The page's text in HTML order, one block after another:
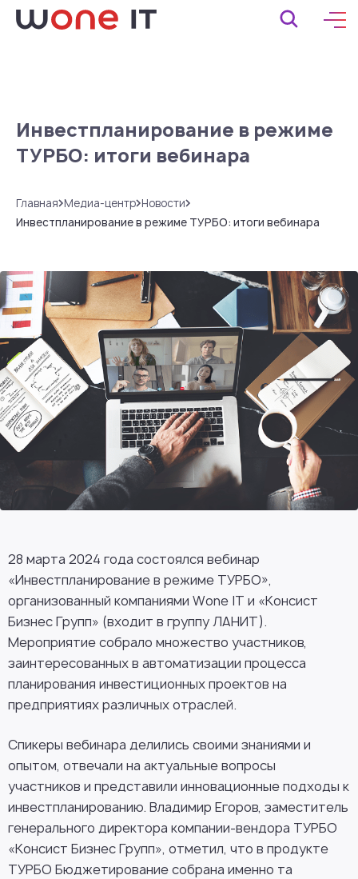
Инвестпланирование в режиме
ТУРБО: итоги вебинара
Главная Медиа-центр Новости
Инвестпланирование в режиме ТУРБО: итоги вебинара
28 марта 2024 года состоялся вебинар
«Инвестпланирование в режиме ТУРБО»,
организованный компаниями Wone IT и «Консист
Бизнес Групп» (входит в группу ЛАНИТ).
Мероприятие собрало множество участников,
заинтересованных в автоматизации процесса
планирования инвестиционных проектов на
предприятиях различных отраслей.
Спикеры вебинара делились своими знаниями и
опытом, отвечали на актуальные вопросы
участников и представили инновационные подходы к
инвестпланированию. Владимир Егоров, заместитель
генерального директора компании-вендора ТУРБО
«Консист Бизнес Групп», отметил, что в продукте
ТУРБО Бюджетирование собрана именно та